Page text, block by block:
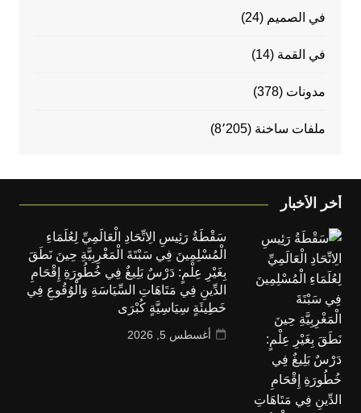
في الصميم (24)
في القمة (14)
مدونات (378)
ملفات ساخنة (8٬205)
أخر الأخبار
سَقْطَةُ رَئِيسِ الِاتِّحَادِ الْعَالَمِيِّ لِعُلَمَاءِ
الْمُسْلِمِينَ فِي سَبْتَةَ الْمَغْرِبِيَّةِ حِينَ نَطَقَ
بِغَيْرِ عِلْمٍ: دَرْسٌ بَلِيغٌ فِي خُطُورَةِ إِقْحَامِ
الدِّينِ فِي مَتَاهَاتِ السِّيَاسَةِ وَالْوُقُوعِ فِي
خَطِيئَةٍ سِيَاسِيَّةٍ كُبْرَى
أغسطس 5, 2026